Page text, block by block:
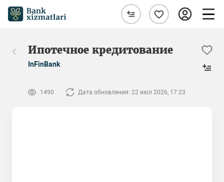
Ипотечное кредитование
InFinBank
1490 Дата обновления: 22 июл 2026, 17:23